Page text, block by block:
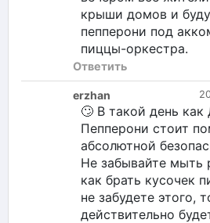
крыши домов и
пепперони под
пиццы-оркестра.
Ответить
erzhan
🙄 В такой день
Пепперони стоит
абсолютной
Не забывайте мыть
как брать кусочек
не забудете этого,
действительно